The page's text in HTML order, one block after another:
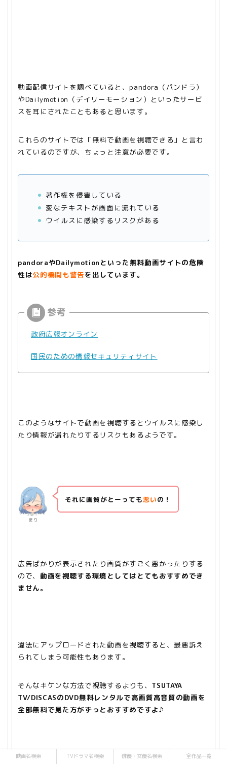
動画配信サイトを調べていると、pandora（パンドラ）
やDailymotion（デイリーモーション）といったサービ
スを耳にされたこともあると思います。
これらのサイトでは「無料で動画を視聴できる」と言わ
れているのですが、ちょっと注意が必要です。
著作権を侵害している
変なテキストが画面に流れている
ウイルスに感染するリスクがある
pandoraやDailymotionといった無料動画サイトの危険
性は公的機関も警告を出しています。
政府広報オンライン
国民のための情報セキュリティサイト
このようなサイトで動画を視聴するとウイルスに感染し
たり情報が漏れたりするリスクもあるようです。
まり
それに画質がとーっても悪いの！
広告ばかりが表示されたり画質がすごく悪かったりする
ので、動画を視聴する環境としてはとてもおすすめでき
ません。
違法にアップロードされた動画を視聴すると、最悪訴え
られてしまう可能性もあります。
そんなキケンな方法で視聴するよりも、 TSUTAYA
TV/DISCASのDVD無料レンタルで高画質高音質の動画を
全部無料で見た方がずっとおすすめですよ♪
映画名検索 TVドラマ名検索 俳優・女優名検索 全作品一覧